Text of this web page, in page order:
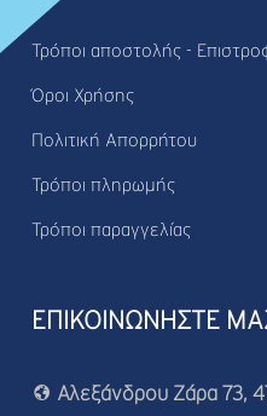
Τρόποι αποστολής -
Όροι Χρήσης
Πολιτική Απορρήτου
Τρόποι πληρωμής
Τρόποι παραγγελίας
ΕΠΙΚΟΙΝΩΝΗΣΤΕ
Αλεξάνδρου Ζάρα 73,